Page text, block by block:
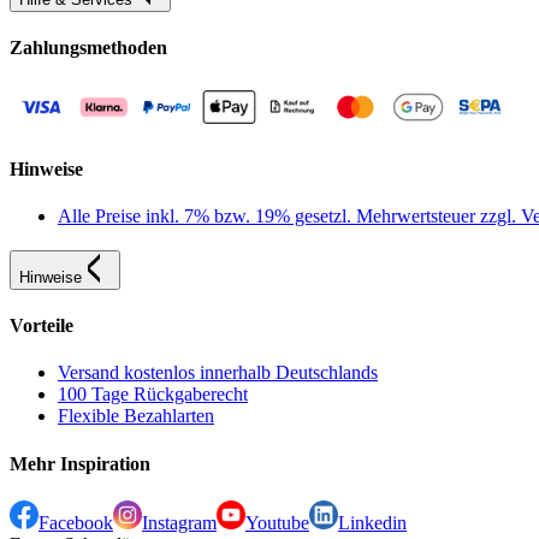
Zahlungsmethoden
Hinweise
Alle Preise inkl. 7% bzw. 19% gesetzl. Mehrwertsteuer zzgl.
Hinweise
Vorteile
Versand kostenlos innerhalb Deutschlands
100 Tage Rückgaberecht
Flexible Bezahlarten
Mehr Inspiration
Facebook Instagram Youtube
Linkedin